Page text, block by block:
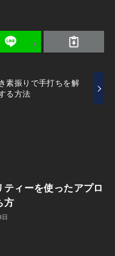
素振りで手打ちを解
る方法
ティーを使ったアプロ
方